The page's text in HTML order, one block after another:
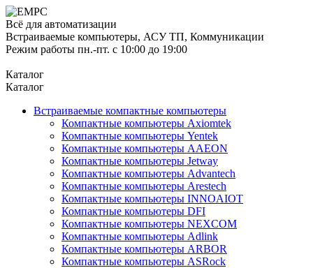
Всё для автоматизации
Встраиваемые компьютеры, АСУ ТП, Коммуникации
Режим работы пн.-пт. с 10:00 до 19:00
Каталог
Каталог
Встраиваемые компактные компьютеры
Компактные компьютеры Axiomtek
Компактные компьютеры Yentek
Компактные компьютеры AAEON
Компактные компьютеры Jetway
Компактные компьютеры Advantech
Компактные компьютеры Arestech
Компактные компьютеры INNOAIOT
Компактные компьютеры DFI
Компактные компьютеры NEXCOM
Компактные компьютеры Adlink
Компактные компьютеры ARBOR
Компактные компьютеры ASRock